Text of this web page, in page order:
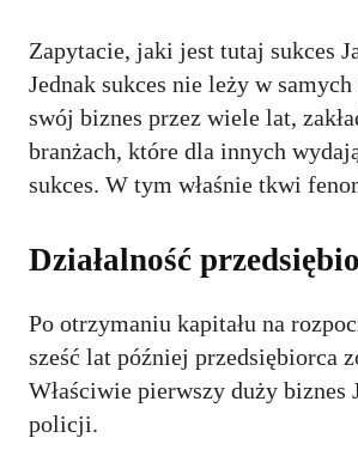
Zapytacie, jaki jest tutaj sukces
Jednak sukces nie leży w
swój biznes przez wiele lat,
branżach, które dla innych
sukces. W tym właśnie tkwi
Działalność
Po otrzymaniu kapitału na
sześć lat później przedsiębiorca
Właściwie pierwszy duży biznes
policji.